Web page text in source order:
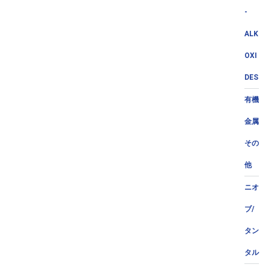
-
ALK
OXI
DES
有機
金属
その
他
ニオ
ブ/
タン
タル